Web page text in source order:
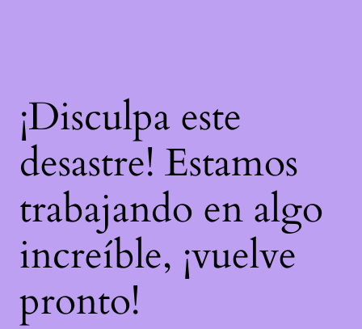
¡Disculpa este
desastre! Estamos
trabajando en algo
increíble, ¡vuelve
pronto!